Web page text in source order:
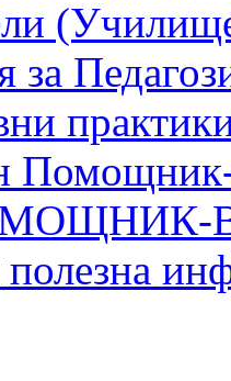
за
Помощник-